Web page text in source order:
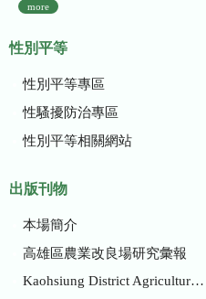
more
性別平等
性別平等專區
性騷擾防治專區
性別平等相關網站
出版刊物
本場簡介
高雄區農業改良場研究彙報
Kaohsiung District Agricultural Research and Extension Station